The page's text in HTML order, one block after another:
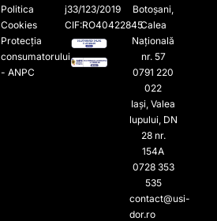
Politica
Cookies
Protecția
consumatorului
- ANPC
j33/123/2019
CIF:RO40422845
Botoșani,
Calea
Națională
nr. 57
0791 220
022​
Iași, Valea
lupului, DN
28 nr.
154A
0728 353
535​
contact@usi-
dor.ro